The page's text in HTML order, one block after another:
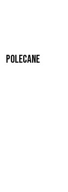
Polecane